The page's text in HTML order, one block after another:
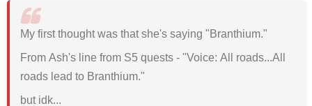
My first thought was that she's saying "Branthium."
From Ash's line from S5 quests - "Voice: All roads...All
roads lead to Branthium."
but idk...